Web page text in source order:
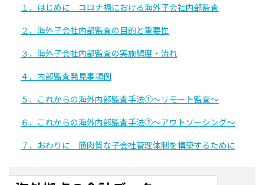
１．はじめに コロナ禍における海外子会社内部監査
２．海外子会社内部監査の目的と重要性
３．海外子会社内部監査の実施頻度・流れ
４．内部監査発見事項例
５．これからの海外内部監査手法①～リモート監査～
６．これからの海外内部監査手法②～アウトソーシング～
７．おわりに 筋肉質な子会社管理体制を構築するために